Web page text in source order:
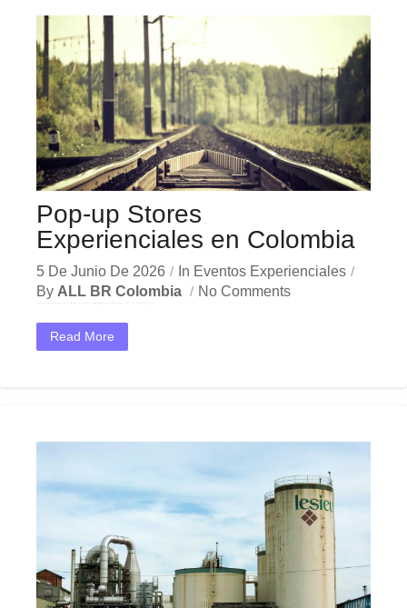
Pop-up Stores
Experienciales en Colombia
5 De Junio De 2026 In Eventos Experienciales
By ALL BR Colombia No Comments
Read More